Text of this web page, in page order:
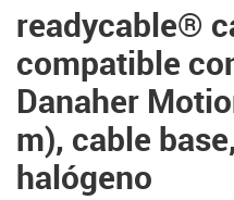
readycable®
compatible
Danaher
m), cable
halógeno